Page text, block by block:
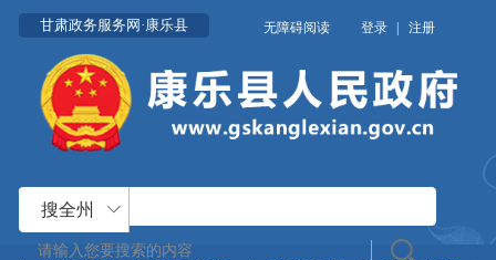
甘肃政务服务网·康乐县 无障碍阅读 登录 | 注册
搜全州